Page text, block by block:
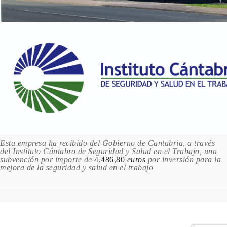
450 VIOLET / VIOLETA
500 CADMIUM RED HUE / ROJO DE CADMIO
10.56 €
Sin stock
504 CADMIUM RED DEEP HUE / ROJO DE
CADMIO OSCURO
10.56 €
537 PERMANENT ROSE / ROSA
PERMANENTE
10.56 €
Esta empresa ha recibido del Gobierno de Cantabria, a través
del Instituto Cántabro de Seguridad y Salud en el Trabajo, una
subvención por importe de 4.486,80 euros por inversión para la
mejora de la seguridad y salud en el trabajo